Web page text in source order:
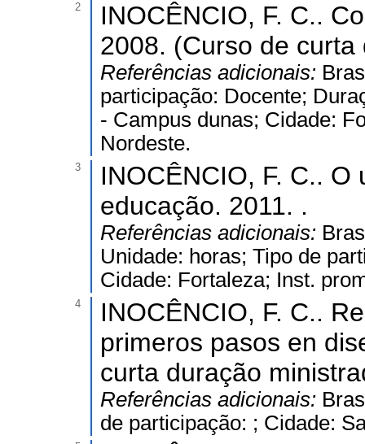
2
INOCÊNCIO, F. C..
2008. (Curso de
Referências adicionais:
participação: Docente;
- Campus dunas; Cidade:
Nordeste.
3
INOCÊNCIO, F. C..
educação. 2011. .
Referências adicionais:
Unidade: horas; Tipo de
Cidade: Fortaleza; Inst.
4
INOCÊNCIO, F. C..
primeros pasos en
curta duração
Referências adicionais:
de participação: ; Cidade: